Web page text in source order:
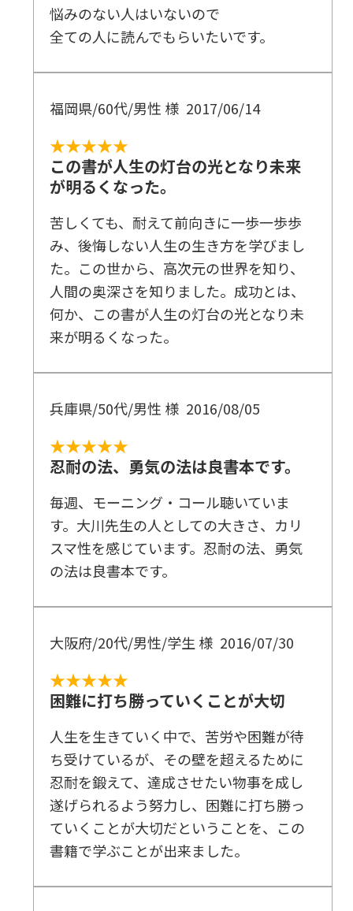
悩みのない人はいないので
全ての人に読んでもらいたいです。
福岡県/60代/男性 様 2017/06/14
★★★★★
この書が人生の灯台の光となり未来
が明るくなった。
苦しくても、耐えて前向きに一歩一歩歩
み、後悔しない人生の生き方を学びまし
た。この世から、高次元の世界を知り、
人間の奥深さを知りました。成功とは、
何か、この書が人生の灯台の光となり未
来が明るくなった。
兵庫県/50代/男性 様 2016/08/05
★★★★★
忍耐の法、勇気の法は良書本です。
毎週、モーニング・コール聴いていま
す。大川先生の人としての大きさ、カリ
スマ性を感じています。忍耐の法、勇気
の法は良書本です。
大阪府/20代/男性/学生 様 2016/07/30
★★★★★
困難に打ち勝っていくことが大切
人生を生きていく中で、苦労や困難が待
ち受けているが、その壁を超えるために
忍耐を鍛えて、達成させたい物事を成し
遂げられるよう努力し、困難に打ち勝っ
ていくことが大切だということを、この
書籍で学ぶことが出来ました。